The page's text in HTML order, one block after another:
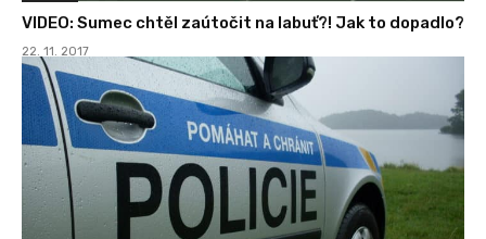
VIDEO: Sumec chtěl zaútočit na labuť?! Jak to dopadlo?
22. 11. 2017